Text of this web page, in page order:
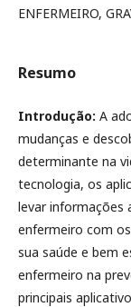
ENFERMEIRO,
Resumo
Introdução: A
mudanças e
determinante na
tecnologia, os
levar informações
enfermeiro com
sua saúde e bem
enfermeiro na
principais